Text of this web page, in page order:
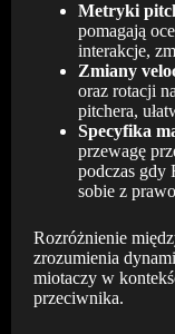
Metryki
pomagają
interakcje,
Zmiany
oraz rotacji
pitchera,
Specyfika
przewagę
podczas gdy
sobie z
Rozróżnienie
zrozumienia
miotaczy w
przeciwnika.